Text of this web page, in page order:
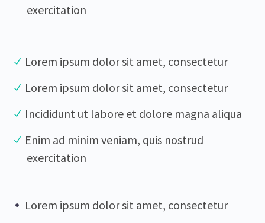
exercitation
Lorem ipsum dolor sit amet, consectetur
Lorem ipsum dolor sit amet, consectetur
Incididunt ut labore et dolore magna aliqua
Enim ad minim veniam, quis nostrud
exercitation
Lorem ipsum dolor sit amet, consectetur